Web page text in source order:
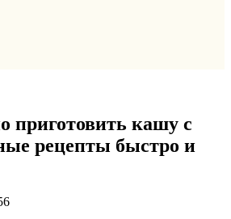
приготовить кашу с
рецепты быстро и